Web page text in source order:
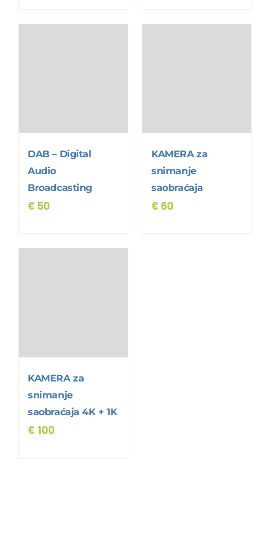
DAB – Digital
Audio
Broadcasting
€ 50
KAMERA za
snimanje
saobraćaja
€ 60
KAMERA za
snimanje
saobraćaja 4K + 1K
€ 100